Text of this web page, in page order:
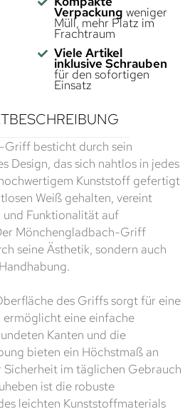
Verpackung weniger
Müll, mehr Platz im
Frachtraum
Viele Artikel
inklusive Schrauben
für den sofortigen
Einsatz
besticht durch sein
Design, das sich nahtlos in jedes
Kunststoff gefertigt
Weiß gehalten, vereint
und Funktionalität auf
Mönchengladbach-Griff
seine Ästhetik, sondern auch
des Griffs sorgt für eine
eine einfache
Kanten und die
bieten ein Höchstmaß an
im täglichen Gebrauch
ist die robuste
leichten Kunststoffmaterials